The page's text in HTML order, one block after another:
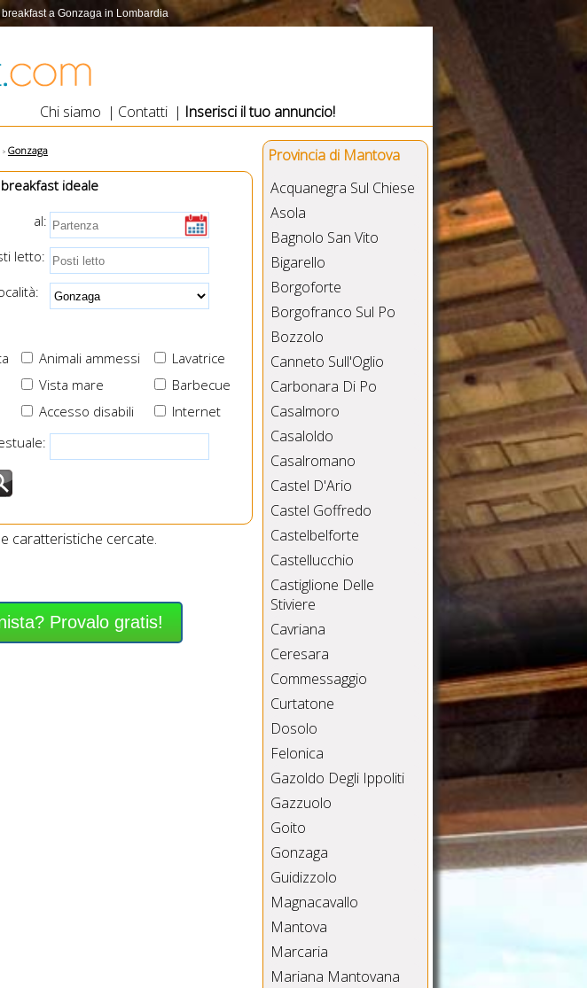
a Gonzaga in Lombardia
Chi siamo | Contatti | Inserisci il tuo annuncio!
Gonzaga
ideale
al:
letto:
Animali ammessi
Lavatrice
Vista mare
Barbecue
Internet
Accesso disabili
caratteristiche cercate.
Provalo gratis!
Provincia di Mantova
Acquanegra Sul Chiese
Asola
Bagnolo San Vito
Bigarello
Borgoforte
Borgofranco Sul Po
Bozzolo
Canneto Sull'Oglio
Carbonara Di Po
Casalmoro
Casaloldo
Casalromano
Castel D'Ario
Castel Goffredo
Castelbelforte
Castellucchio
Castiglione Delle
Stiviere
Cavriana
Ceresara
Commessaggio
Curtatone
Dosolo
Felonica
Gazoldo Degli Ippoliti
Gazzuolo
Goito
Gonzaga
Guidizzolo
Magnacavallo
Mantova
Marcaria
Mariana Mantovana